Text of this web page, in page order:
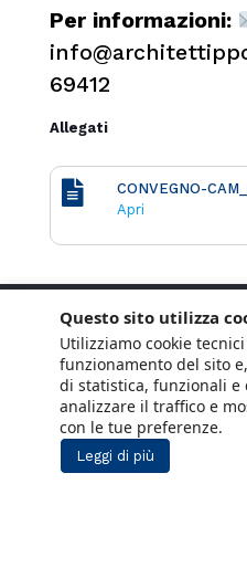
Per informazioni:
69412
Allegati
CONVEGNO-
Apri
Questo sito utilizza
Utilizziamo cookie
funzionamento del sito
di statistica, funzionali
analizzare il traffico e
con le tue preferenze.
Leggi di più